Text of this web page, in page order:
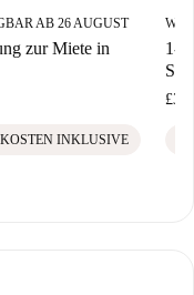
AB 26 AUGUST
zur Miete in
INKLUSIVE
1-